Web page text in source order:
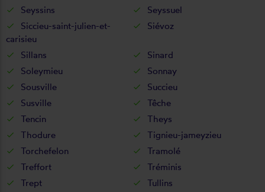
Seyssins
Seyssuel
Siccieu-saint-julien-et-
carisieu
Siévoz
Sillans
Sinard
Soleymieu
Sonnay
Sousville
Succieu
Susville
Têche
Tencin
Theys
Thodure
Tignieu-jameyzieu
Torchefelon
Tramolé
Treffort
Tréminis
Trept
Tullins